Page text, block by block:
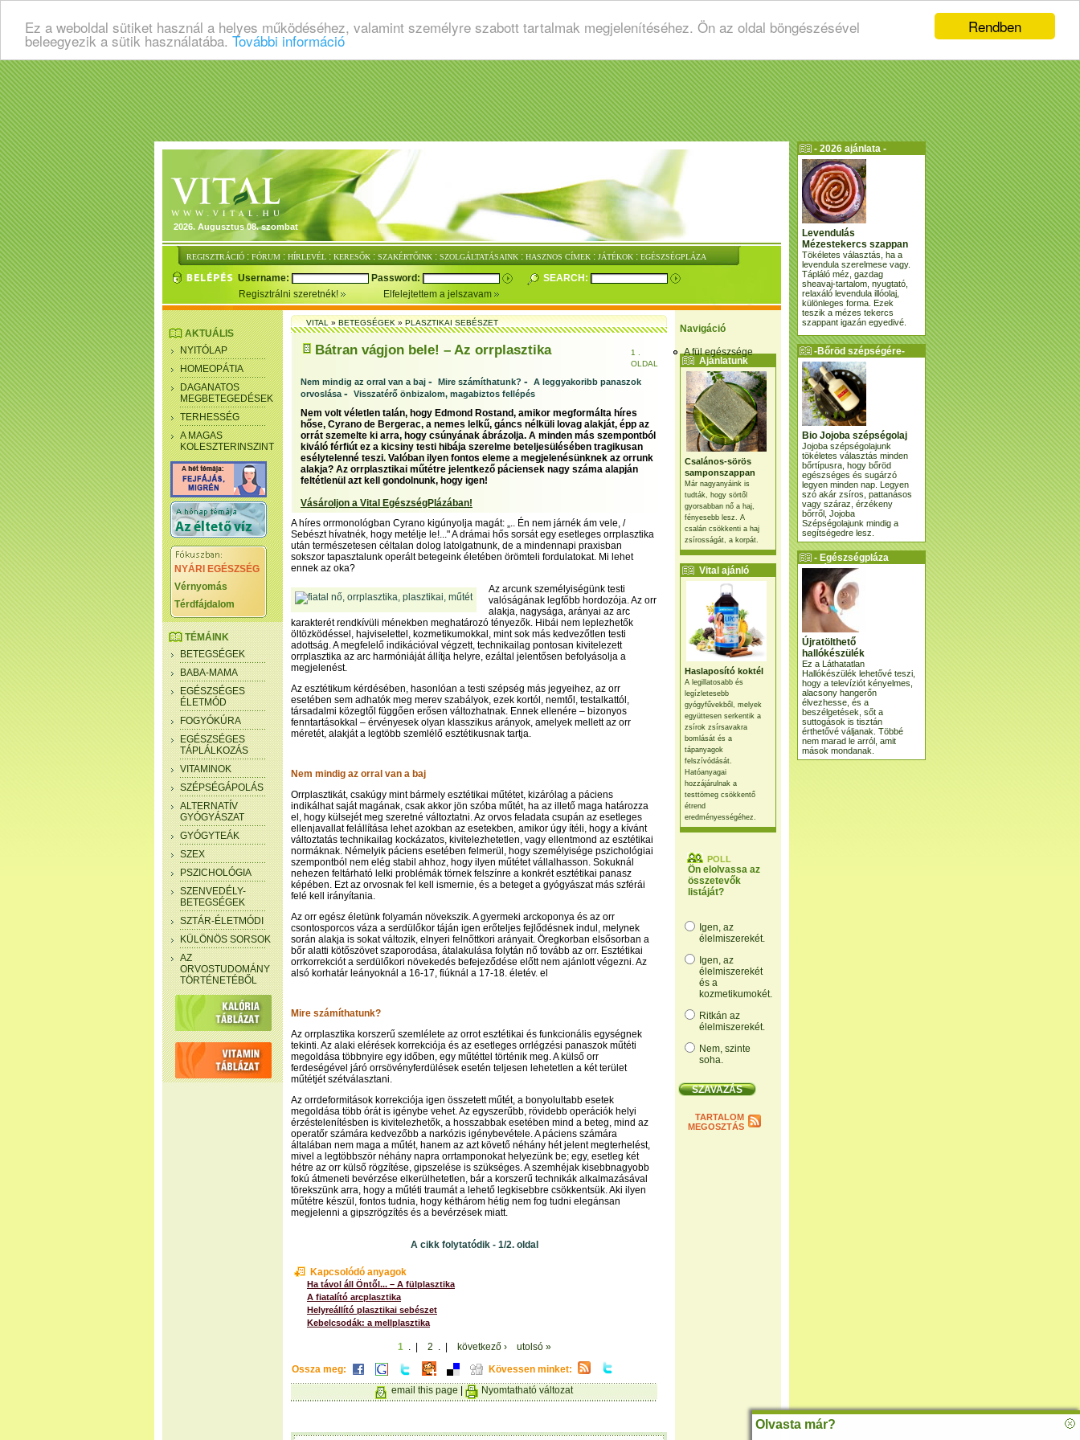
Rendben
Ez a weboldal sütiket használ a helyes működéséhez, valamint személyre szabott tartalmak megjelenítéséhez. Ön az oldal böngészésével
beleegyezik a sütik használatába. További információ
2026. Augusztus 08. szombat
REGISZTRÁCIÓ : FÓRUM : HÍRLEVÉL : KERESŐK : SZAKÉRTŐINK : SZOLGÁLTATÁSAINK : HASZNOS CÍMEK : JÁTÉKOK : EGÉSZSÉGPLÁZA
Username: Password:
SEARCH:
Regisztrálni szeretnék!
Elfelejtettem a jelszavam
Navigáció
A fül egészsége
Ajánlatunk
Csalános-sörös
samponszappan
Már nagyanyáink is
tudták, hogy sörtől
gyorsabban nő a haj,
fényesebb lesz. A
csalán csökkenti a haj
zsírosságát, a korpát.
Vital ajánló
Haslaposító koktél
A legillatosabb és
legízletesebb
gyógyfűvekből, melyek
együttesen serkentik a
zsírok zsírsavakra
bomlását és a
tápanyagok
felszívódását.
Hatóanyagai
hozzájárulnak a
testtömeg csökkentő
étrend
eredményességéhez.
POLL
Ön elolvassa az
összetevők
listáját?
Igen, az
élelmiszerekét.
Igen, az
élelmiszerekét
és a
kozmetikumokét.
Ritkán az
élelmiszerekét.
Nem, szinte
soha.
TARTALOM
MEGOSZTÁS
AKTUÁLIS
NYITÓLAP
HOMEOPÁTIA
DAGANATOS
MEGBETEGEDÉSEK
TERHESSÉG
A MAGAS
KOLESZTERINSZINT
NYÁRI EGÉSZSÉG
Vérnyomás
Térdfájdalom
TÉMÁINK
BETEGSÉGEK
BABA-MAMA
EGÉSZSÉGES
ÉLETMÓD
FOGYÓKÚRA
EGÉSZSÉGES
TÁPLÁLKOZÁS
VITAMINOK
SZÉPSÉGÁPOLÁS
ALTERNATÍV
GYÓGYÁSZAT
GYÓGYTEÁK
SZEX
PSZICHOLÓGIA
SZENVEDÉLY-
BETEGSÉGEK
SZTÁR-ÉLETMÓDI
KÜLÖNÖS SORSOK
AZ
ORVOSTUDOMÁNY
TÖRTÉNETÉBŐL
VITAL»BETEGSÉGEK»PLASZTIKAI SEBÉSZET
Bátran vágjon bele! – Az orrplasztika
1 .
OLDAL
Nem mindig az orral van a baj - Mire számíthatunk? - A leggyakoribb panaszok
orvoslása - Visszatérő önbizalom, magabiztos fellépés
Nem volt véletlen talán, hogy Edmond Rostand, amikor megformálta híres
hőse, Cyrano de Bergerac, a nemes lelkű, gáncs nélküli lovag alakját, épp az
orrát szemelte ki arra, hogy csúnyának ábrázolja. A minden más szempontból
kiváló férfiút ez a kicsiny testi hibája szerelme beteljesülésében tragikusan
esélytelenné teszi. Valóban ilyen fontos eleme a megjelenésünknek az orrunk
alakja? Az orrplasztikai műtétre jelentkező páciensek nagy száma alapján
feltétlenül azt kell gondolnunk, hogy igen!
Vásároljon a Vital EgészségPlázában!
A híres orrmonológban Cyrano kigúnyolja magát: „.. Én nem járnék ám vele, /
Sebészt hívatnék, hogy metélje le!..." A drámai hős sorsát egy esetleges orrplasztika
után természetesen céltalan dolog latolgatnunk, de a mindennapi praxisban
sokszor tapasztalunk operált betegeink életében örömteli fordulatokat. Mi lehet
ennek az oka?
Az arcunk személyiségünk testi
valóságának legfőbb hordozója. Az orr
alakja, nagysága, arányai az arc
karakterét rendkívüli ménekben meghatározó tényezők. Hibái nem leplezhetők
öltözködéssel, hajviselettel, kozmetikumokkal, mint sok más kedvezőtlen testi
adottság. A megfelelő indikációval végzett, technikailag pontosan kivitelezett
orrplasztika az arc harmóniáját állítja helyre, ezáltal jelentősen befolyásolja a
megjelenést.
Az esztétikum kérdésében, hasonlóan a testi szépség más jegyeihez, az orr
esetében sem adhatók meg merev szabályok, ezek kortól, nemtől, testalkattól,
társadalmi közegtől függően erősen változhatnak. Ennek ellenére – bizonyos
fenntartásokkal – érvényesek olyan klasszikus arányok, amelyek mellett az orr
méretét, alakját a legtöbb szemlélő esztétikusnak tartja.
Nem mindig az orral van a baj
Orrplasztikát, csakúgy mint bármely esztétikai műtétet, kizárólag a páciens
indikálhat saját magának, csak akkor jön szóba műtét, ha az illető maga határozza
el, hogy külsejét meg szeretné változtatni. Az orvos feladata csupán az esetleges
ellenjavallat felállítása lehet azokban az esetekben, amikor úgy ítéli, hogy a kívánt
változtatás technikailag kockázatos, kivitelezhetetlen, vagy ellentmond az esztétikai
normáknak. Némelyik páciens esetében felmerül, hogy személyisége pszichológiai
szempontból nem elég stabil ahhoz, hogy ilyen műtétet vállalhasson. Sokuknál
nehezen feltárható lelki problémák törnek felszínre a konkrét esztétikai panasz
képében. Ezt az orvosnak fel kell ismernie, és a beteget a gyógyászat más szférái
felé kell irányítania.
Az orr egész életünk folyamán növekszik. A gyermeki arckoponya és az orr
csontosporcos váza a serdülőkor táján igen erőteljes fejlődésnek indul, melynek
során alakja is sokat változik, elnyeri felnőttkori arányait. Öregkorban elsősorban a
bőr alatti kötőszövet szaporodása, átalakulása folytán nő tovább az orr. Esztétikai
orrkorrekciót a serdülőkori növekedés befejeződése előtt nem ajánlott végezni. Az
alsó korhatár leányoknál a 16-17, fiúknál a 17-18. életév. el
Mire számíthatunk?
Az orrplasztika korszerű szemlélete az orrot esztétikai és funkcionális egységnek
tekinti. Az alaki elérések korrekciója és az esetleges orrlégzési panaszok műtéti
megoldása többnyire egy időben, egy műtéttel történik meg. A külső orr
ferdeségével járó orrsövényferdülések esetén teljesen lehetetlen a két terület
műtétjét szétválasztani.
Az orrdeformitások korrekciója igen összetett műtét, a bonyolultabb esetek
megoldása több órát is igénybe vehet. Az egyszerűbb, rövidebb operációk helyi
érzéstelenítésben is kivitelezhetők, a hosszabbak esetében mind a beteg, mind az
operatőr számára kedvezőbb a narkózis igénybevétele. A páciens számára
általában nem maga a műtét, hanem az azt követő néhány hét jelent megterhelést,
mivel a legtöbbször néhány napra orrtamponokat helyezünk be; egy, esetleg két
hétre az orr külső rögzítése, gipszelése is szükséges. A szemhéjak kisebbnagyobb
fokú átmeneti bevérzése elkerülhetetlen, bár a korszerű technikák alkalmazásával
törekszünk arra, hogy a műtéti traumát a lehető legkisebbre csökkentsük. Aki ilyen
műtétre készül, fontos tudnia, hogy kéthárom hétig nem fog tudni elegánsan
megjelenni a gipszrögzítés és a bevérzések miatt.
A cikk folytatódik - 1/2. oldal
Kapcsolódó anyagok
Ha távol áll Öntől... – A fülplasztika
A fiatalító arcplasztika
Helyreállító plasztikai sebészet
Kebelcsodák: a mellplasztika
1 . | 2 . | következő ›
utolsó »
Ossza meg:
Kövessen minket:
email this page
Nyomtatható változat
Olvasta már?
- 2026 ajánlata -
Levendulás
Mézestekercs szappan
Tökéletes választás, ha a
levendula szerelmese vagy.
Tápláló méz, gazdag
sheavaj-tartalom, nyugtató,
relaxáló levendula illóolaj,
különleges forma. Ezek
teszik a mézes tekercs
szappant igazán egyedivé.
-Bőröd szépségére-
Bio Jojoba szépségolaj
Jojoba szépségolajunk
tökéletes választás minden
bőrtípusra, hogy bőröd
egészséges és sugárzó
legyen minden nap. Legyen
szó akár zsíros, pattanásos
vagy száraz, érzékeny
bőrről, Jojoba
Szépségolajunk mindig a
segítségedre lesz.
- Egészségpláza
ajánlatunk -
Újratölthető
hallókészülék
Ez a Láthatatlan
Hallókészülék lehetővé teszi,
hogy a televíziót kényelmes,
alacsony hangerőn
élvezhesse, és a
beszélgetések, sőt a
suttogások is tisztán
érthetővé váljanak. Többé
nem marad le arról, amit
mások mondanak.